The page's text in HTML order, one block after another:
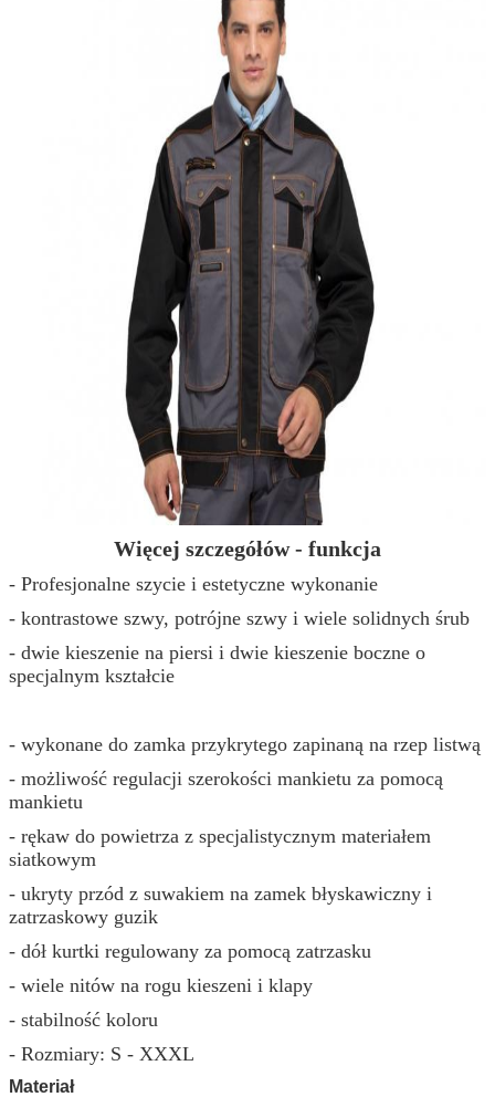
Więcej szczegółów - funkcja
- Profesjonalne szycie i estetyczne wykonanie
- kontrastowe szwy, potrójne szwy i wiele solidnych śrub
- dwie kieszenie na piersi i dwie kieszenie boczne o
specjalnym kształcie
- wykonane do zamka przykrytego zapinaną na rzep listwą
- możliwość regulacji szerokości mankietu za pomocą
mankietu
- rękaw do powietrza z specjalistycznym materiałem
siatkowym
- ukryty przód z suwakiem na zamek błyskawiczny i
zatrzaskowy guzik
- dół kurtki regulowany za pomocą zatrzasku
- wiele nitów na rogu kieszeni i klapy
- stabilność koloru
- Rozmiary: S - XXXL
Materiał